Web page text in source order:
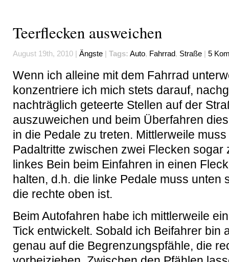
Teerflecken ausweichen
August 19th, 2010 | Ängste | Tags: Auto, Fahrrad, Straße | 5
Wenn ich alleine mit dem Fahrrad
konzentriere ich mich stets darauf,
nachträglich geteerte Stellen auf der
auszuweichen und beim Überfahren
in die Pedale zu treten. Mittlerweile
Padaltritte zwischen zwei Flecken sogar
linkes Bein beim Einfahren in einen
halten, d.h. die linke Pedale muss unten
die rechte oben ist.
Beim Autofahren habe ich mittlerweile
Tick entwickelt. Sobald ich Beifahrer bin
genau auf die Begrenzungspfähle, die